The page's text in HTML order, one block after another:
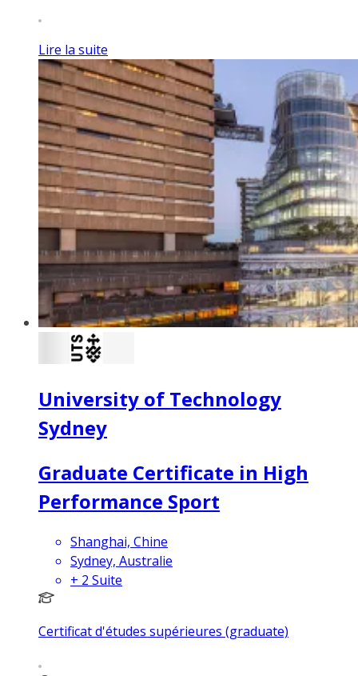
Lire la suite
University of Technology
Sydney
Graduate Certificate in High
Performance Sport
Shanghai, Chine
Sydney, Australie
+ 2 Suite
Certificat d'études supérieures (graduate)